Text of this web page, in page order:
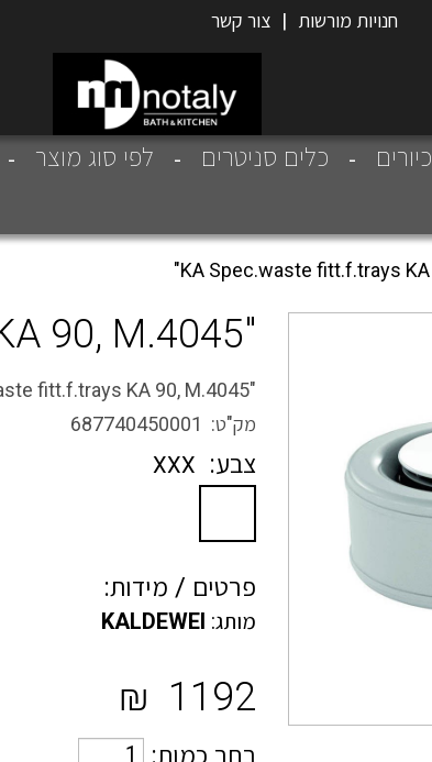
חנויות מורשות | צור קשר
כיורים כלים סניטרים לפי סוג מוצר
"KA Spec.waste fitt.f.trays KA 90, M.4045"
"KA Spec.waste fitt.f.trays KA 90, M.4045"
מק"ט: 687740450001
צבע: XXX
פרטים / מידות:
מותג: KALDEWEI
1192
₪
בחר כמות: